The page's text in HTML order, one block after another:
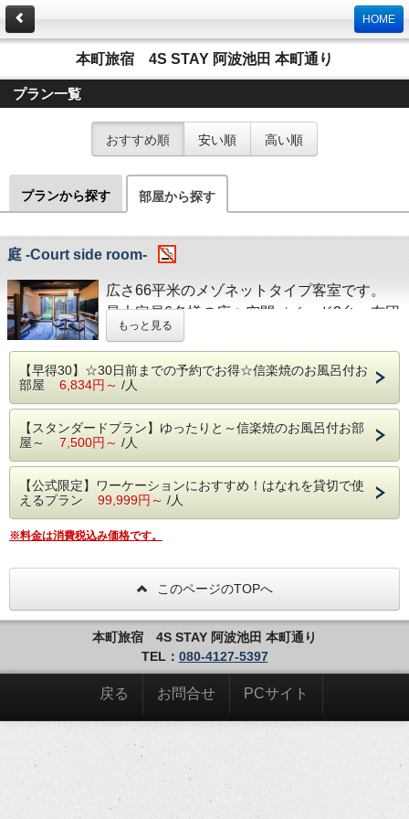
HOME
本町旅宿 4S STAY 阿波池田 本町通り
プラン一覧
おすすめ順 安い順 高い順
プランから探す 部屋から探す
庭 -Court side room-
広さ66平米のメゾネットタイプ客室です。
最大定員6名様の広々空間（ベッド2台 布団
4組）
【こだわりポイント】
○浴室には信楽焼の特注浴槽を採用
○ベットはシモンズベッドを使用。
W980×D2010の広々ベッド
○布団は西川のリサイクル羽毛（GREEN
DOWN）を使用
■設備
加湿器・金庫・ドライヤー・温水洗浄式トイ
レ・バスルーム
■アメニティ
歯ブラシ・折りたたみブラシ・クレンジング/
ル・ボディーソープ・シャンプー・リンス・
フェイス＆ハンドソープ・バスタオル・フェ
イスタオル・ナイトウェア・スリッパ
もっと見る
【早得30】☆30日前までの予約でお得☆信楽焼のお風呂付お
部屋 6,834円～ /人
【スタンダードプラン】ゆったりと～信楽焼のお風呂付お部
屋～ 7,500円～ /人
【公式限定】ワーケーションにおすすめ！はなれを貸切で使
えるプラン 99,999円～ /人
※料金は消費税込み価格です。
このページのTOPへ
本町旅宿 4S STAY 阿波池田 本町通り
TEL： 080-4127-5397
戻る お問合せ PCサイト